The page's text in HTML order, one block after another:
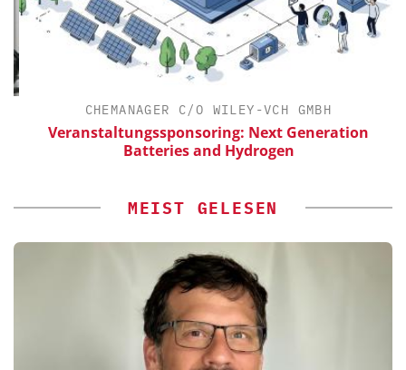
CHEMANAGER C/O WILEY-VCH GMBH
Veranstaltungssponsoring: Next Generation
Batteries and Hydrogen
MEIST GELESEN